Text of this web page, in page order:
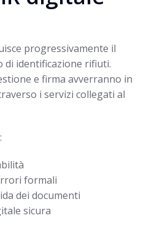
progressivamente il
di identificazione rifiuti.
e firma avverranno in
i servizi collegati al
formali
dei documenti
sicura